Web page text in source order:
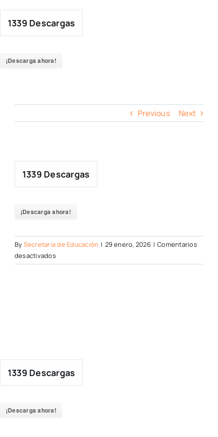
content
1339 Descargas
¡Descarga ahora!
Previous Next
1339 Descargas
¡Descarga ahora!
By Secretaría de Educación | 29 enero, 2026 | Comentarios
desactivadosen
1339 Descargas
¡Descarga ahora!